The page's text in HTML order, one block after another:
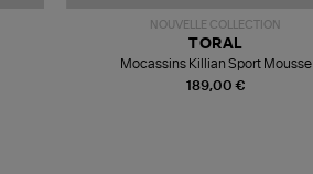
NOUVELLE COLLECTION
189,00 €
TORAL
Mocassins Killian Sport Mousse